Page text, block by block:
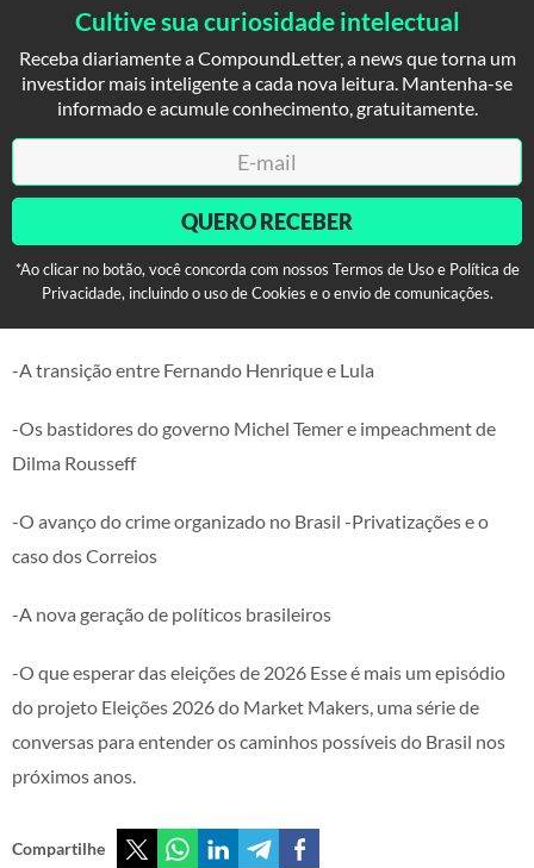
Cultive sua curiosidade intelectual
Receba diariamente a CompoundLetter, a news que torna um
investidor mais inteligente a cada nova leitura. Mantenha-se
informado e acumule conhecimento, gratuitamente.
QUERO RECEBER
*Ao clicar no botão, você concorda com nossos Termos de Uso e Política de
Privacidade, incluindo o uso de Cookies e o envio de comunicações.
-A transição entre Fernando Henrique e Lula
-Os bastidores do governo Michel Temer e impeachment de
Dilma Rousseff
-O avanço do crime organizado no Brasil -Privatizações e o
caso dos Correios
-A nova geração de políticos brasileiros
-O que esperar das eleições de 2026 Esse é mais um episódio
do projeto Eleições 2026 do Market Makers, uma série de
conversas para entender os caminhos possíveis do Brasil nos
próximos anos.
Compartilhe